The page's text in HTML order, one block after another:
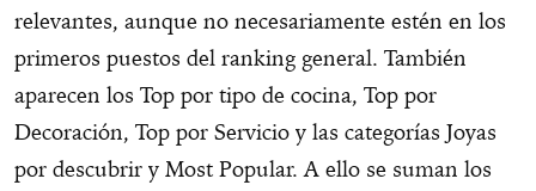
relevantes, aunque no necesariamente estén en los
primeros puestos del ranking general. También
aparecen los Top por tipo de cocina, Top por
Decoración, Top por Servicio y las categorías Joyas
por descubrir y Most Popular. A ello se suman los